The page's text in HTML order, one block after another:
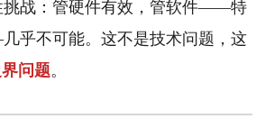
挑战：管硬件有效，管软件——特
乎不可能。这不是技术问题，这
问题。